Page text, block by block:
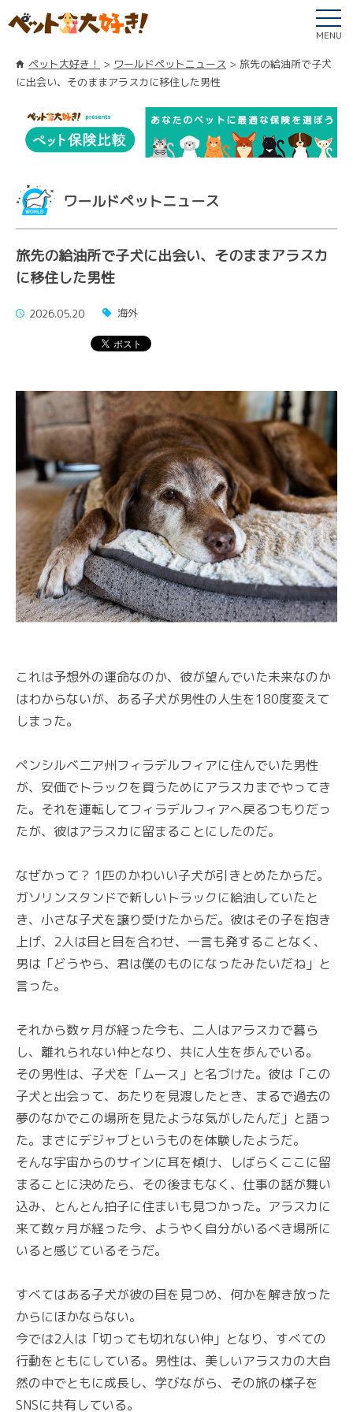
MENU
ペット大好き！ ワールドペットニュース
旅先の給油所で子犬
に出会い、そのままアラスカに移住した男性
ワールドペットニュース
旅先の給油所で子犬に出会い、そのままアラスカ
に移住した男性
2026.05.20 海外
これは予想外の運命なのか、彼が望んでいた未来なのか
はわからないが、ある子犬が男性の人生を180度変えて
しまった。
ペンシルベニア州フィラデルフィアに住んでいた男性
が、安価でトラックを買うためにアラスカまでやってき
た。それを運転してフィラデルフィアへ戻るつもりだっ
たが、彼はアラスカに留まることにしたのだ。
なぜかって？ 1匹のかわいい子犬が引きとめたからだ。
ガソリンスタンドで新しいトラックに給油していたと
き、小さな子犬を譲り受けたからだ。彼はその子を抱き
上げ、2人は目と目を合わせ、一言も発することなく、
男は「どうやら、君は僕のものになったみたいだね」と
言った。
それから数ヶ月が経った今も、二人はアラスカで暮ら
し、離れられない仲となり、共に人生を歩んでいる。
その男性は、子犬を「ムース」と名づけた。彼は「この
子犬と出会って、あたりを見渡したとき、まるで過去の
夢のなかでこの場所を見たような気がしたんだ」と語っ
た。まさにデジャブというものを体験したようだ。
そんな宇宙からのサインに耳を傾け、しばらくここに留
まることに決めたら、その後まもなく、仕事の話が舞い
込み、とんとん拍子に住まいも見つかった。アラスカに
来て数ヶ月が経った今、ようやく自分がいるべき場所に
いると感じているそうだ。
すべてはある子犬が彼の目を見つめ、何かを解き放った
からにほかならない。
今では2人は「切っても切れない仲」となり、すべての
行動をともにしている。男性は、美しいアラスカの大自
然の中でともに成長し、学びながら、その旅の様子を
SNSに共有している。